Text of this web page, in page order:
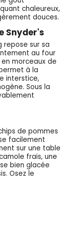
chaleureux,
douces.
Snyder's
repose sur sa
au four
morceaux de
à la
interstice,
Sous la
de pommes
facilement
sur une table
frais, une
bien glacée
Osez le